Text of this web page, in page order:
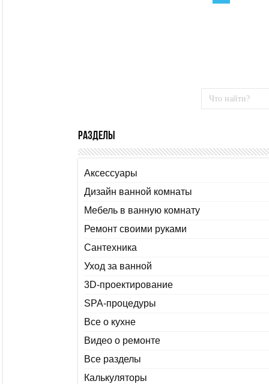
Разделы
Аксессуары
Дизайн ванной комнаты
Мебель в ванную комнату
Ремонт своими руками
Сантехника
Уход за ванной
3D-проектирование
SPA-процедуры
Все о кухне
Видео о ремонте
Все разделы
Калькуляторы